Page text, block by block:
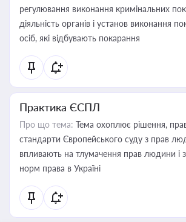
регулювання виконання кримінальних
діяльність органів і установ виконання
осіб, які відбувають покарання
Практика ЄСПЛ
Про що тема: Тема охоплює рішення,
стандарти Європейського суду з прав
впливають на тлумачення прав людини і
норм права в Україні